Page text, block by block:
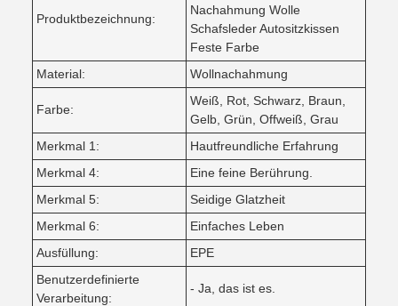
Produktbezeichnung:
Nachahmung Wolle
Schafsleder Autositzkissen
Feste Farbe
Material:
Wollnachahmung
Farbe:
Weiß, Rot, Schwarz, Braun,
Gelb, Grün, Offweiß, Grau
Merkmal 1:
Hautfreundliche Erfahrung
Merkmal 4:
Eine feine Berührung.
Merkmal 5:
Seidige Glatzheit
Merkmal 6:
Einfaches Leben
Ausfüllung:
EPE
Benutzerdefinierte
Verarbeitung:
- Ja, das ist es.